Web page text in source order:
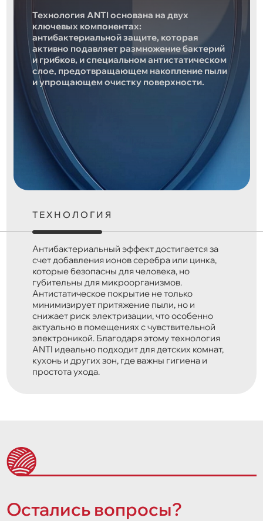
Технология ANTI основана на двух
ключевых компонентах:
антибактериальной защите, которая
активно подавляет размножение бактерий
и грибков, и специальном антистатическом
слое, предотвращающем накопление пыли
и упрощающем очистку поверхности.
ТЕХНОЛОГИЯ
Антибактериальный эффект достигается за
счет добавления ионов серебра или цинка,
которые безопасны для человека, но
губительны для микроорганизмов.
Антистатическое покрытие не только
минимизирует притяжение пыли, но и
снижает риск электризации, что особенно
актуально в помещениях с чувствительной
электроникой. Благодаря этому технология
ANTI идеально подходит для детских комнат,
кухонь и других зон, где важны гигиена и
простота ухода.
Остались вопросы?